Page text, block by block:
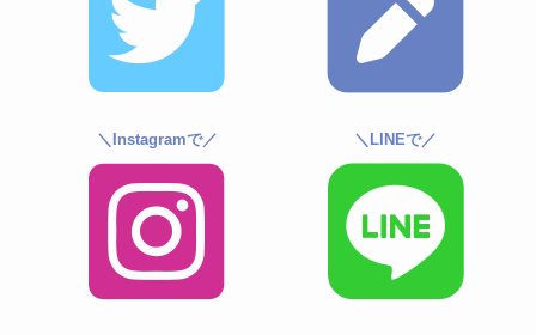
＼Instagramで／ ＼LINEで／